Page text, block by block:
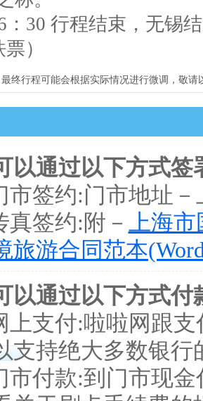
：30 行程结束，无锡
）
终行程可能会根据实际情况进行微调，敬请
以通过以下方式签
市签约:门市地址
真签约:附－ 上海市
旅游合同范本
以通过以下方式付
上支付:啦啦网跟
支持绝大多数银行
市付款:到门市现